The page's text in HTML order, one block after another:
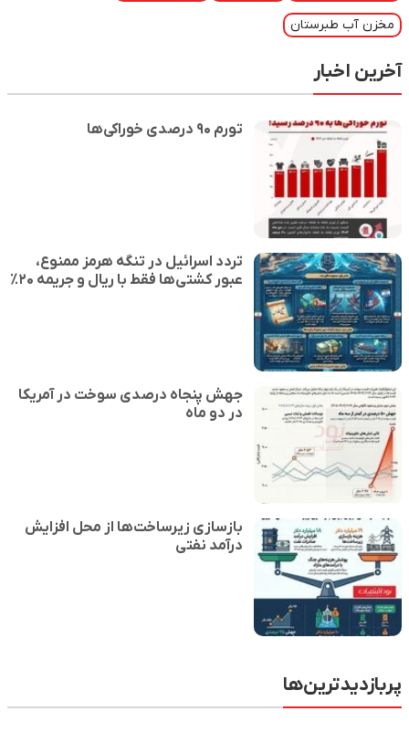
مخزن آب طبرستان
آخرین اخبار
تورم ۹۰ درصدی خوراکی‌ها
تردد اسرائیل در تنگه هرمز ممنوع،
عبور کشتی‌ها فقط با ریال و جریمه ۲۰٪
جهش پنجاه درصدی سوخت در آمریکا
در دو ماه
بازسازی زیرساخت‌ها از محل افزایش
درآمد نفتی
پربازدیدترین‌ها